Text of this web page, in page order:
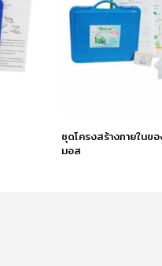
ชุดโครงสร้างภายในข
มอส